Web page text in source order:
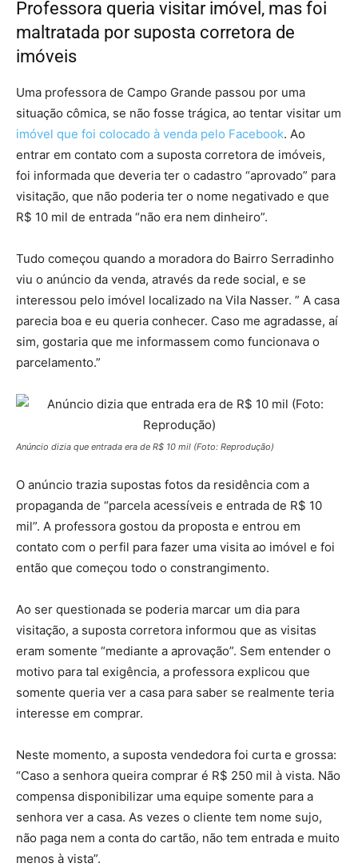
Professora queria visitar imóvel, mas foi
maltratada por suposta corretora de
imóveis
Uma professora de Campo Grande passou por uma
situação cômica, se não fosse trágica, ao tentar visitar um
imóvel que foi colocado à venda pelo Facebook. Ao
entrar em contato com a suposta corretora de imóveis,
foi informada que deveria ter o cadastro “aprovado” para
visitação, que não poderia ter o nome negativado e que
R$ 10 mil de entrada “não era nem dinheiro”.
Tudo começou quando a moradora do Bairro Serradinho
viu o anúncio da venda, através da rede social, e se
interessou pelo imóvel localizado na Vila Nasser. ” A casa
parecia boa e eu queria conhecer. Caso me agradasse, aí
sim, gostaria que me informassem como funcionava o
parcelamento.”
Anúncio dizia que entrada era de R$ 10 mil (Foto: Reprodução)
O anúncio trazia supostas fotos da residência com a
propaganda de “parcela acessíveis e entrada de R$ 10
mil”. A professora gostou da proposta e entrou em
contato com o perfil para fazer uma visita ao imóvel e foi
então que começou todo o constrangimento.
Ao ser questionada se poderia marcar um dia para
visitação, a suposta corretora informou que as visitas
eram somente “mediante a aprovação”. Sem entender o
motivo para tal exigência, a professora explicou que
somente queria ver a casa para saber se realmente teria
interesse em comprar.
Neste momento, a suposta vendedora foi curta e grossa:
“Caso a senhora queira comprar é R$ 250 mil à vista. Não
compensa disponibilizar uma equipe somente para a
senhora ver a casa. As vezes o cliente tem nome sujo,
não paga nem a conta do cartão, não tem entrada e muito
menos à vista”.